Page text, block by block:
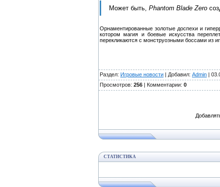
Может быть, Phantom Blade Zero
Орнаментированные золотые доспехи и
котором магия и боевые искусства
перекликаются с монструозными боссами из
Раздел: Игровые новости | Добавил: Admin |
Просмотров: 256 | Комментарии: 0
СТАТИСТИКА